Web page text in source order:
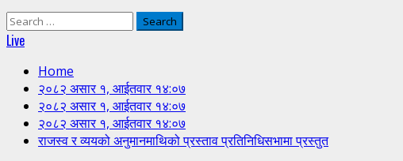
Search
for:
Live
Home
२०८२ असार १, आईतवार १४:०७
२०८२ असार १, आईतवार १४:०७
२०८२ असार १, आईतवार १४:०७
राजस्व र व्ययको अनुमानमाथिको प्रस्ताव प्रतिनिधिसभामा प्रस्तुत